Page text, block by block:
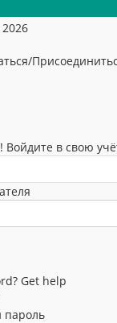
2026
Войдите в свою
Get help
пароль